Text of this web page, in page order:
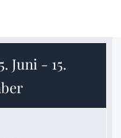
Juni - 15.